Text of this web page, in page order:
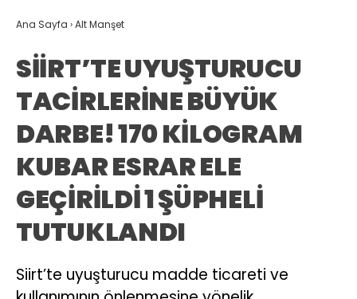
Ana Sayfa ›Alt Manşet
SİİRT’TE UYUŞTURUCU
TACİRLERİNE BÜYÜK
DARBE! 170 KİLOGRAM
KUBAR ESRAR ELE
GEÇİRİLDİ 1 ŞÜPHELİ
TUTUKLANDI
Siirt’te uyuşturucu madde ticareti ve